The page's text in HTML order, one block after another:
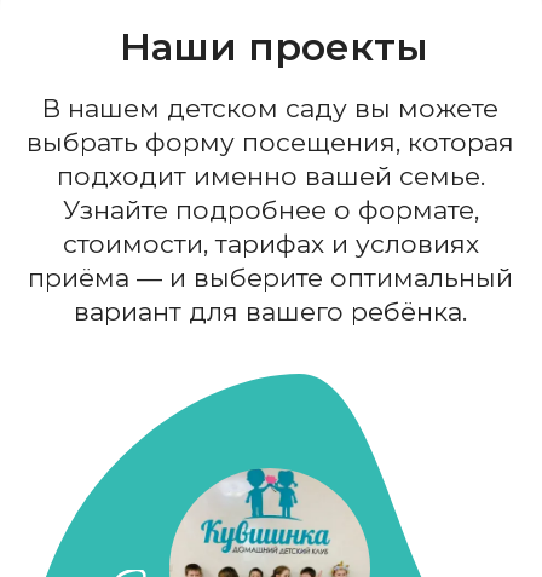
небольшие группы для самых
маленьких, с особым вниманием,
бережным режимом
и индивидуальным подходом
Подробнее